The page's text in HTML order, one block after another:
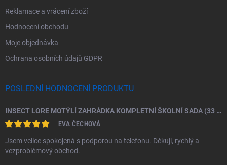
Reklamace a vrácení zboží
Hodnocení obchodu
Moje objednávka
Ochrana osobních údajů GDPR
POSLEDNÍ HODNOCENÍ PRODUKTU
INSECT LORE MOTÝLÍ ZAHRÁDKA KOMPLETNÍ ŠKOLNÍ SADA (33 HOUSENEK)
EVA ČECHOVÁ
Jsem velice spokojená s podporou na telefonu. Děkuji, rychlý a
vezproblémový obchod.